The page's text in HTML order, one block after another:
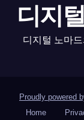
디지
디지털 노마
Proudly powered
Home